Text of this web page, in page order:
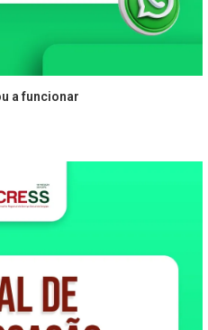
a funcionar